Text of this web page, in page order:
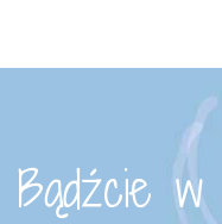
Bądźcie w